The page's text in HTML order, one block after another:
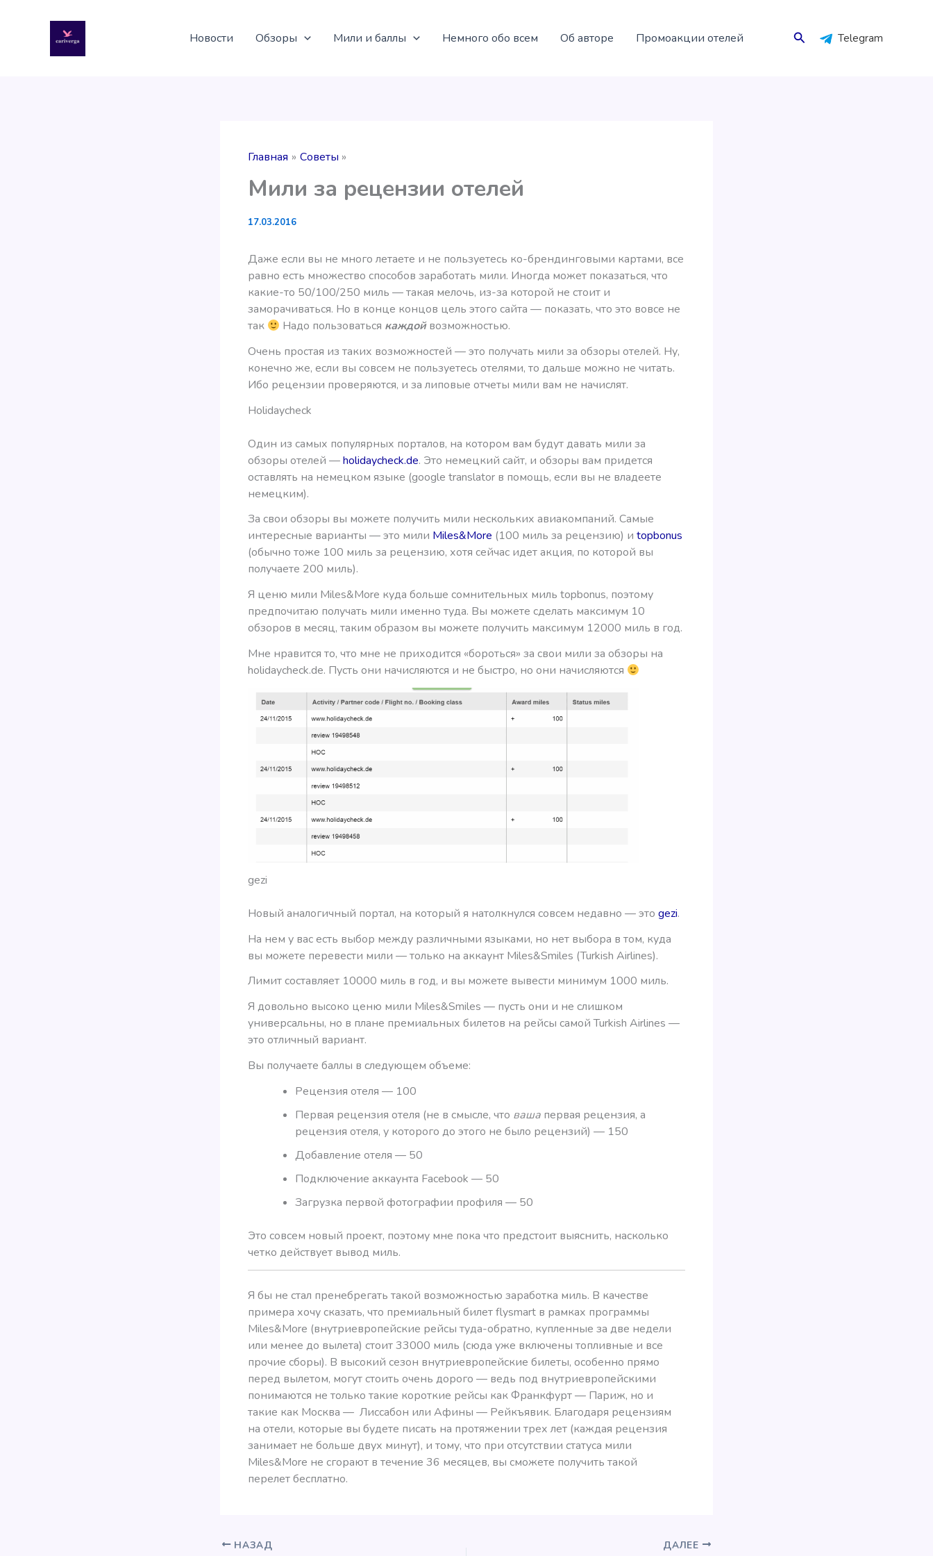
содержимому
Новости Обзоры Мили и баллы Немного обо всем Об авторе Промоакции отелей Поиск Telegram
Главная Советы
Мили за рецензии отелей
17.03.2016
Даже если вы не много летаете и не пользуетесь ко-брендинговыми картами, все
равно есть множество способов заработать мили. Иногда может показаться, что
какие-то 50/100/250 миль — такая мелочь, из-за которой не стоит и
заморачиваться. Но в конце концов цель этого сайта — показать, что это вовсе не
так
Надо пользоваться каждой возможностью.
Очень простая из таких возможностей — это получать мили за обзоры отелей. Ну,
конечно же, если вы совсем не пользуетесь отелями, то дальше можно не читать.
Ибо рецензии проверяются, и за липовые отчеты мили вам не начислят.
Holidaycheck
Один из самых популярных порталов, на котором вам будут давать мили за
обзоры отелей —holidaycheck.de. Это немецкий сайт, и обзоры вам придется
оставлять на немецком языке (google translator в помощь, если вы не владеете
немецким).
За свои обзоры вы можете получить мили нескольких авиакомпаний. Самые
интересные варианты — это мили Miles&More (100 миль за рецензию) и topbonus
(обычно тоже 100 миль за рецензию, хотя сейчас идет акция, по которой вы
получаете 200 миль).
Я ценю мили Miles&More куда больше сомнительных миль topbonus, поэтому
предпочитаю получать мили именно туда. Вы можете сделать максимум 10
обзоров в месяц, таким образом вы можете получить максимум 12000 миль в год.
Мне нравится то, что мне не приходится «бороться» за свои мили за обзоры на
holidaycheck.de. Пусть они начисляются и не быстро, но они начисляются
gezi
Новый аналогичный портал, на который я натолкнулся совсем недавно — это gezi.
На нем у вас есть выбор между различными языками, но нет выбора в том, куда
вы можете перевести мили — только на аккаунт Miles&Smiles (Turkish Airlines).
Лимит составляет 10000 миль в год, и вы можете вывести минимум 1000 миль.
Я довольно высоко ценю мили Miles&Smiles — пусть они и не слишком
универсальны, но в плане премиальных билетов на рейсы самой Turkish Airlines —
это отличный вариант.
Вы получаете баллы в следующем объеме:
Рецензия отеля — 100
Первая рецензия отеля (не в смысле, что ваша первая рецензия, а
рецензия отеля, у которого до этого не было рецензий) — 150
Добавление отеля — 50
Подключение аккаунта Facebook — 50
Загрузка первой фотографии профиля — 50
Это совсем новый проект, поэтому мне пока что предстоит выяснить, насколько
четко действует вывод миль.
Я бы не стал пренебрегать такой возможностью заработка миль. В качестве
примера хочу сказать, что премиальный билет flysmart в рамках программы
Miles&More (внутриевропейские рейсы туда-обратно, купленные за две недели
или менее до вылета) стоит 33000 миль (сюда уже включены топливные и все
прочие сборы). В высокий сезон внутриевропейские билеты, особенно прямо
перед вылетом, могут стоить очень дорого — ведь под внутриевропейскими
понимаются не только такие короткие рейсы как Франкфурт — Париж, но и
такие как Москва — Лиссабон или Афины — Рейкъявик. Благодаря рецензиям
на отели, которые вы будете писать на протяжении трех лет (каждая рецензия
занимает не больше двух минут), и тому, что при отсутствии статуса мили
Miles&More не сгорают в течение 36 месяцев, вы сможете получить такой
перелет бесплатно.
НАЗАД ДАЛЕЕ